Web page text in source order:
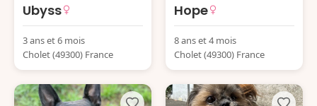
Ubyss
3 ans et 6 mois
Cholet (49300) France
Hope
8 ans et 4 mois
Cholet (49300) France